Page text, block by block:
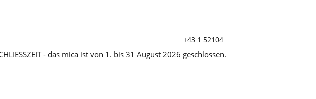
+43 1 52104
- das mica ist von 1. bis 31 August 2026 geschlossen.